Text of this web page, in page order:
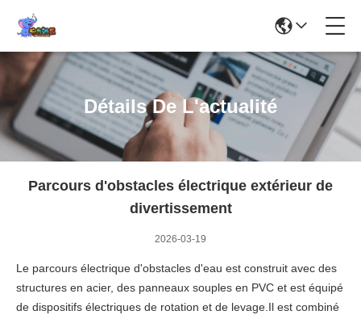
Détails De L'actualité
Parcours d'obstacles électrique extérieur de
divertissement
2026-03-19
Le parcours électrique d'obstacles d'eau est construit avec des
structures en acier, des panneaux souples en PVC et est équipé
de dispositifs électriques de rotation et de levage.Il est combiné